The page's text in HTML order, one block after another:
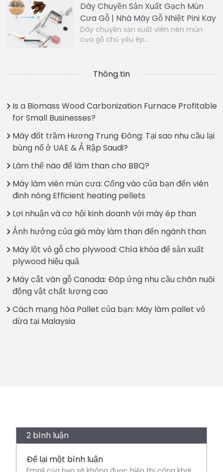
Dây Chuyền Sản Xuất Gạch Mùn
Cưa Gỗ | Nhà Máy Gỗ Nhiệt Pini Kay
Dây chuyền sản xuất viên nén mùn
cưa gỗ chủ yếu ép…
Thông tin
Is a Biomass Wood Carbonization Furnace Profitable
for Small Businesses?
Máy đốt trầm Hương Trung Đông: Tại sao nhu cầu lại
bùng nổ ở UAE & Ả Rập Saudi?
Làm thế nào để làm than cho BBQ?
Máy làm viên mùn cưa: Cổng vào của bạn đến viên
đinh nóng Efficient heating pellets
Lợi nhuận và cơ hội kinh doanh với máy ép than
Ảnh hưởng của giá máy làm than đến ngành than
Máy lột vỏ gỗ cho plywood: Chìa khóa để sản xuất
plywood hiệu quả
Máy cắt ván gỗ Canada: Đáp ứng nhu cầu chăn nuôi
động vật chất lượng cao
Cách mạng hóa Pallet của bạn: Máy làm pallet vỏ
dừa tại Malaysia
2 bình luận
Để lại một bình luận